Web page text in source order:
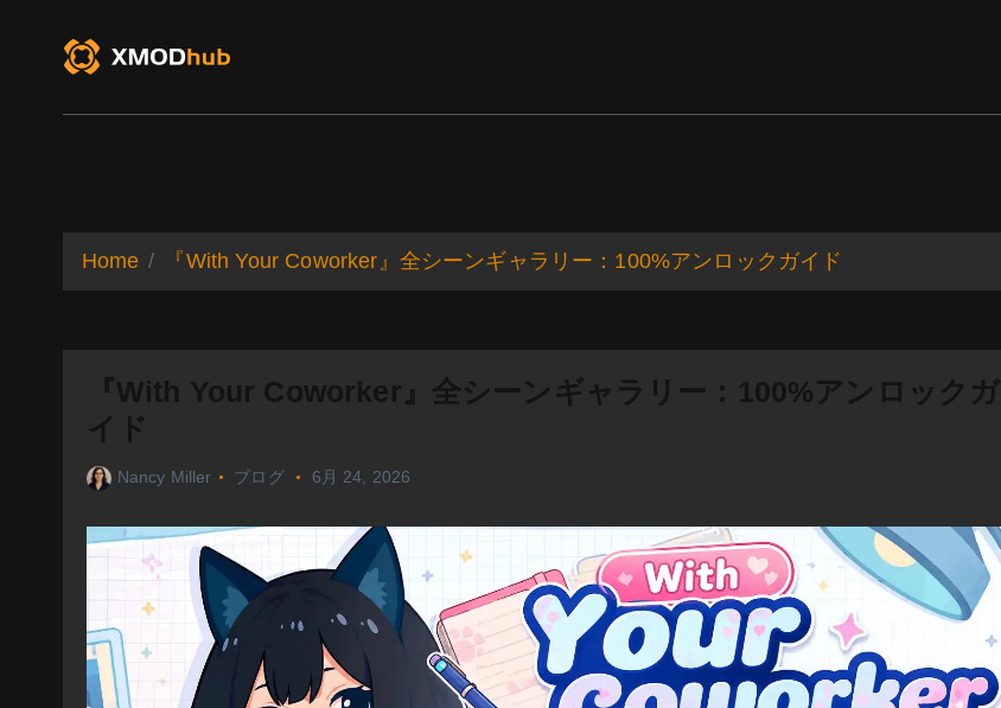
Home 『With Your Coworker』全シーンギャラリー：100%アンロックガイド
『With Your Coworker』全シーンギャラリー：100%アンロックガ
イド
Nancy Miller ブログ 6月 24, 2026